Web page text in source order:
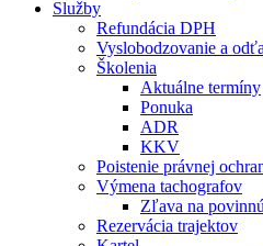
Služby
Refundácia DPH
Vyslobodzovanie a
Školenia
Aktuálne termíny
Ponuka
ADR
KKV
Poistenie právnej
Výmena tachografov
Zľava na
Rezervácia trajektov